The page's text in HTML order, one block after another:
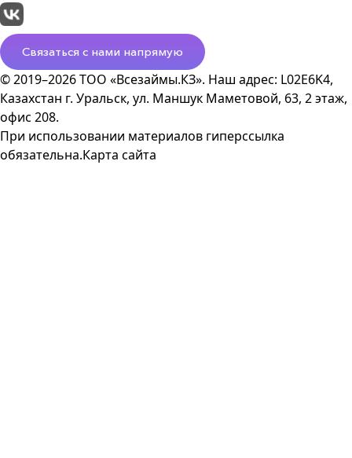
Связаться с нами напрямую
© 2019–2026 ТОО «Всезаймы.КЗ». Наш адрес: L02E6K4,
Казахстан г. Уральск, ул. Маншук Маметовой, 63, 2 этаж,
офис 208.
При использовании материалов гиперссылка
обязательна.Карта сайта